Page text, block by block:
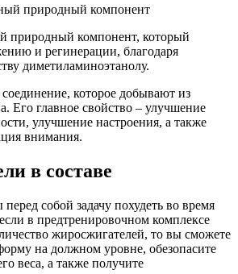
природный компонент, который
и регинерации, благодаря
диметиламиноэтанолу.
соединение, которое добывают из
Его главное свойство – улучшение
улучшение настроения, а также
внимания.
в составе
собой задачу похудеть во время
в предтренировочном комплексе
жиросжигателей, то вы сможете
на должном уровне, обезопасите
веса, а также получите